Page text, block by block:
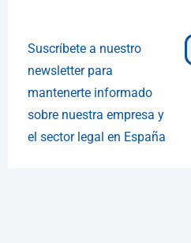
Suscríbete a nuestro
newsletter para
mantenerte informado
sobre nuestra empresa y
el sector legal en España